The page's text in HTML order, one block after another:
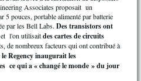
Associates proposait un
5 pouces, portable alimenté par batterie
par les Bell Labs. Des transistors ont
et l'on utilisaitdes cartes de circuits
de nombreux facteurs qui ont contribué à
le Regency inaugurait les
ce qui a « changé le monde » du jour